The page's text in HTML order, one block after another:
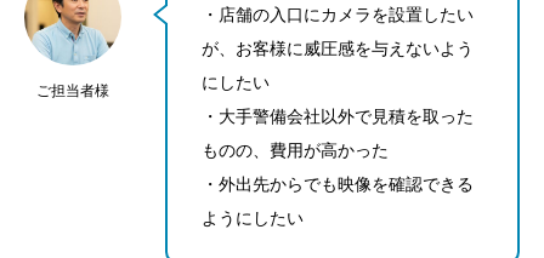
ご担当者様
・店舗の入口にカメラを設置したい
が、お客様に威圧感を与えないよう
にしたい
・大手警備会社以外で見積を取った
ものの、費用が高かった
・外出先からでも映像を確認できる
ようにしたい